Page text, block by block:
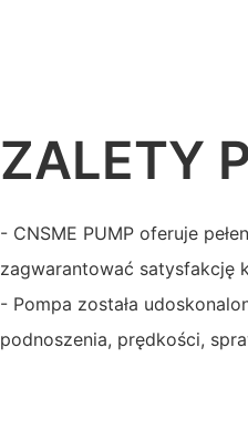
ZALETY
- CNSME PUMP oferuje
zagwarantować satysfakcję
- Pompa została
podnoszenia, prędkości,